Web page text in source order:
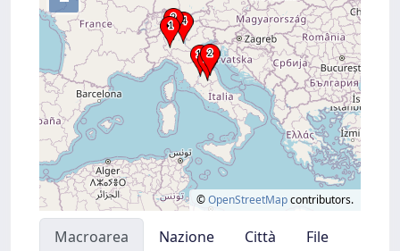
©OpenStreetMapcontributors.
Macroarea Nazione Città
File